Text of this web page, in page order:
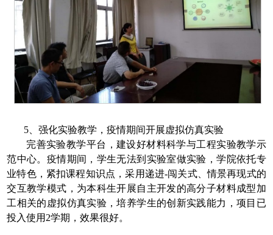
5 、强化实验教学，疫情期间开展虚拟仿真实验
完善实验教学平台，建设好材料科学与工程实验教学示
范中心。疫情期间，学生无法到实验室做实验，学院依托专
业特色，紧扣课程知识点，采用递进-闯关式、情景再现式的
交互教学模式，为本科生开展自主开发的高分子材料成型加
工相关的虚拟仿真实验，培养学生的创新实践能力，项目已
投入使用 2学期，效果很好。